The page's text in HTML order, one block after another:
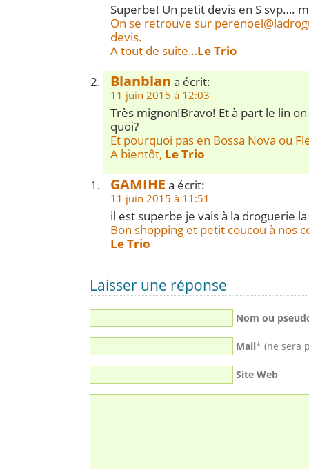
Superbe! Un petit devis en S svp….
On se retrouve sur
devis.
A tout de suite…Le Trio
Blanblan a écrit:
11 juin 2015 à 12:03
Très mignon!Bravo! Et à part le lin
quoi?
Et pourquoi pas en Bossa Nova ou
A bientôt, Le Trio
GAMIHE a écrit:
11 juin 2015 à 11:51
il est superbe je vais à la droguerie
Bon shopping et petit coucou à nos
Le Trio
Laisser une réponse
Nom ou
Mail* (ne sera
Site Web